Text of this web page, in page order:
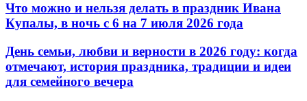
Что можно и нельзя делать в праздник Ивана
Купалы, в ночь с 6 на 7 июля 2026 года
День семьи, любви и верности в 2026 году: когда
отмечают, история праздника, традиции и идеи
для семейного вечера